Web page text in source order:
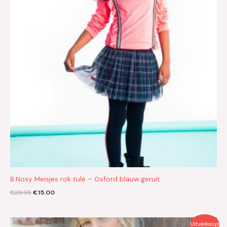
B.Nosy Meisjes rok tule – Oxford blauw geruit
€29.95€15.00
Uitverkoop!
Oorspronkelijke
Huidige